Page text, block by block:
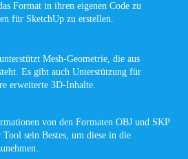
Format in ihren eigenen Code zu
für SketchUp zu erstellen.
Mesh-Geometrie, die aus
Es gibt auch Unterstützung für
erweiterte 3D-Inhalte.
von den Formaten OBJ und SKP
sein Bestes, um diese in die